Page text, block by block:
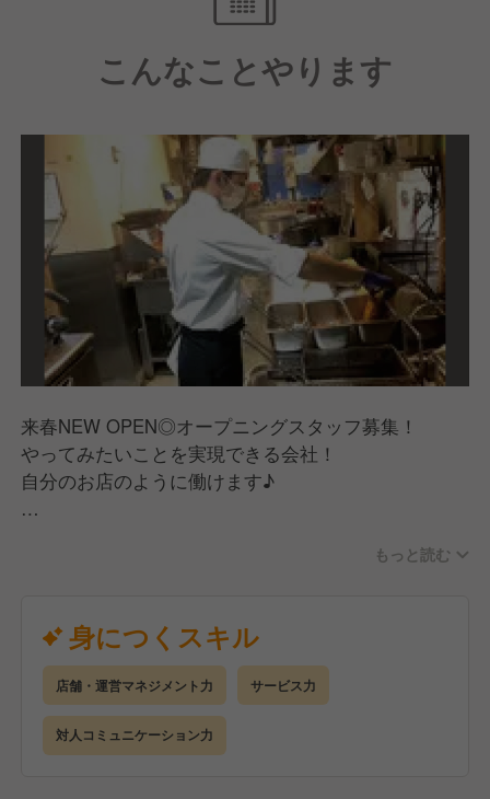
油はカラダにやさしい不飽和脂肪酸含有の植物性
き出します。
ご注文をいただいてから、一枚一枚丁寧に衣をつけて
揚げていきます。
::◆さまざまなシーンで楽しめるお店です◆::
定番の定食に加え、ひとくちカツや盛り合わせなど、
銘柄豚をふんだんにお楽しみいただいております。
夕食はもちろん、デートや宴会、お酒を飲む方にもご
満足いただける品揃えです。
ランチにはリーズナブルな値段で、自慢のとんかつ定
食を提供しています。
::◆検定制度による基準値の高いとんかつ◆::
常に質の高いとんかつを提供し続けるため、とんかつ
検定試験により見習から初級、中級へとんかつ認定員
つを美味しく提供できる」と認められたスタッフには
黒や金の名札を進呈。
明確なランクアップ基準の提示とランクに合わせた名
札は、スタッフにとって頑張りの証。
こんなことやります
来春NEW OPEN◎オープニングスタッフ募集！
やってみたいことを実現できる会社！
自分のお店のように働けます♪
◆キッチン業務…とんかつ揚げ、カット料理の盛り付
◆ホール業務…お客様のご案内、オーダー、配膳、お
会計
◆店舗マネジメント業務…仕入れ、採用、育成、各種
数値管理 など
まずは店長代理として、ホール・調理のオペレーショ
もっと読む
身につくスキル
店舗・運営マネジメント力 サービス力
対人コミュニケーション力